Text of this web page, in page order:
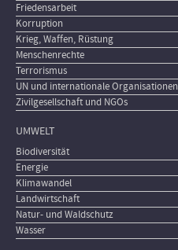
Friedensarbeit
Korruption
Krieg, Waffen, Rüstung
Menschenrechte
Terrorismus
UN und internationale Organisationen
Zivilgesellschaft und NGOs
UMWELT
Biodiversität
Energie
Klimawandel
Landwirtschaft
Natur- und Waldschutz
Wasser